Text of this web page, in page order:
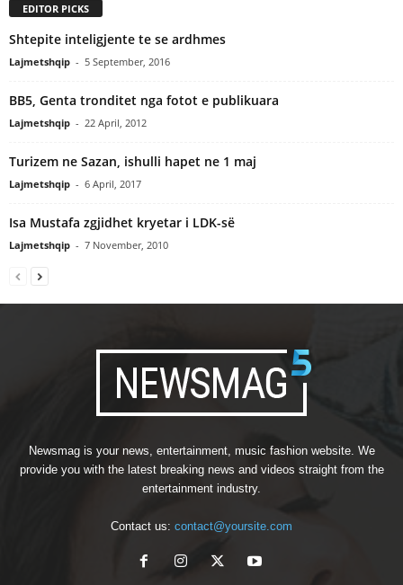
EDITOR PICKS
Shtepite inteligjente te se ardhmes
Lajmetshqip - 5 September, 2016
BB5, Genta tronditet nga fotot e publikuara
Lajmetshqip - 22 April, 2012
Turizem ne Sazan, ishulli hapet ne 1 maj
Lajmetshqip - 6 April, 2017
Isa Mustafa zgjidhet kryetar i LDK-së
Lajmetshqip - 7 November, 2010
Newsmag is your news, entertainment, music fashion website. We
provide you with the latest breaking news and videos straight from the
entertainment industry.
Contact us: contact@yoursite.com